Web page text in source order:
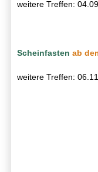
weitere Treffen:
Scheinfasten ab
weitere Treffen: